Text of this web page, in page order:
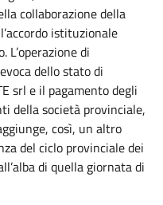
collaborazione della
istituzionale
di
dello stato di
srl e il pagamento degli
della società provinciale,
così, un altro
del ciclo provinciale dei
di quella giornata di